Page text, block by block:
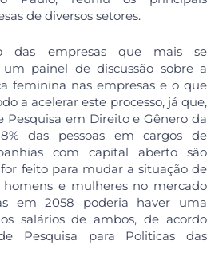
de diversos setores.
das empresas que mais se
um painel de discussão sobre a
feminina nas empresas e o que
a acelerar este processo, já que,
Pesquisa em Direito e Gênero da
8% das pessoas em cargos de
com capital aberto são
feito para mudar a situação de
e mulheres no mercado
em 2058 poderia haver uma
salários de ambos, de acordo
Pesquisa para Politicas das